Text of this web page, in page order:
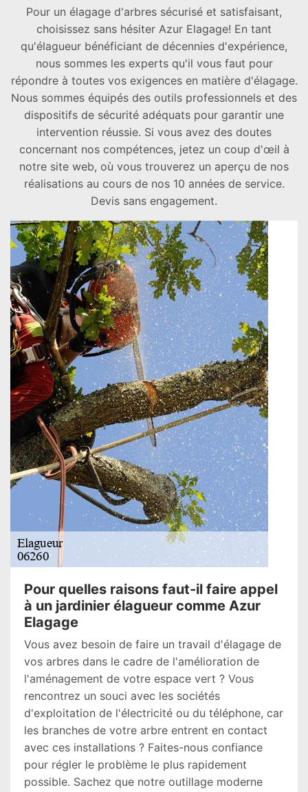
Pour un élagage d'arbres sécurisé et satisfaisant,
choisissez sans hésiter Azur Elagage! En tant
qu'élagueur bénéficiant de décennies d'expérience,
nous sommes les experts qu'il vous faut pour
répondre à toutes vos exigences en matière d'élagage.
Nous sommes équipés des outils professionnels et des
dispositifs de sécurité adéquats pour garantir une
intervention réussie. Si vous avez des doutes
concernant nos compétences, jetez un coup d'œil à
notre site web, où vous trouverez un aperçu de nos
réalisations au cours de nos 10 années de service.
Devis sans engagement.
Pour quelles raisons faut-il faire appel
à un jardinier élagueur comme Azur
Elagage
Vous avez besoin de faire un travail d'élagage de
vos arbres dans le cadre de l'amélioration de
l'aménagement de votre espace vert ? Vous
rencontrez un souci avec les sociétés
d'exploitation de l'électricité ou du téléphone, car
les branches de votre arbre entrent en contact
avec ces installations ? Faites-nous confiance
pour régler le problème le plus rapidement
possible. Sachez que notre outillage moderne